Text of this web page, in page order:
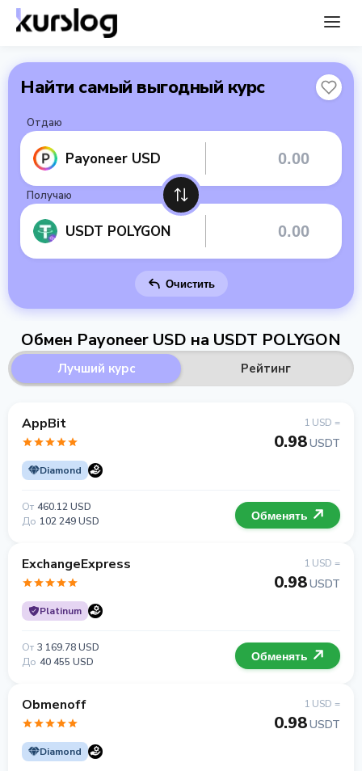
Найти самый выгодный курс
Отдаю
Payoneer USD
Получаю
USDT POLYGON
Очистить
Обмен Payoneer USD на USDT POLYGON
Лучший курс Рейтинг
AppBit
Diamond
1 USD =
0.98USDT
От 460.12 USD
До 102 249 USD Обменять
ExchangeExpress
Platinum
1 USD =
0.98USDT
От 3 169.78 USD
До 40 455 USD Обменять
Obmenoff
Diamond
1 USD =
0.98USDT